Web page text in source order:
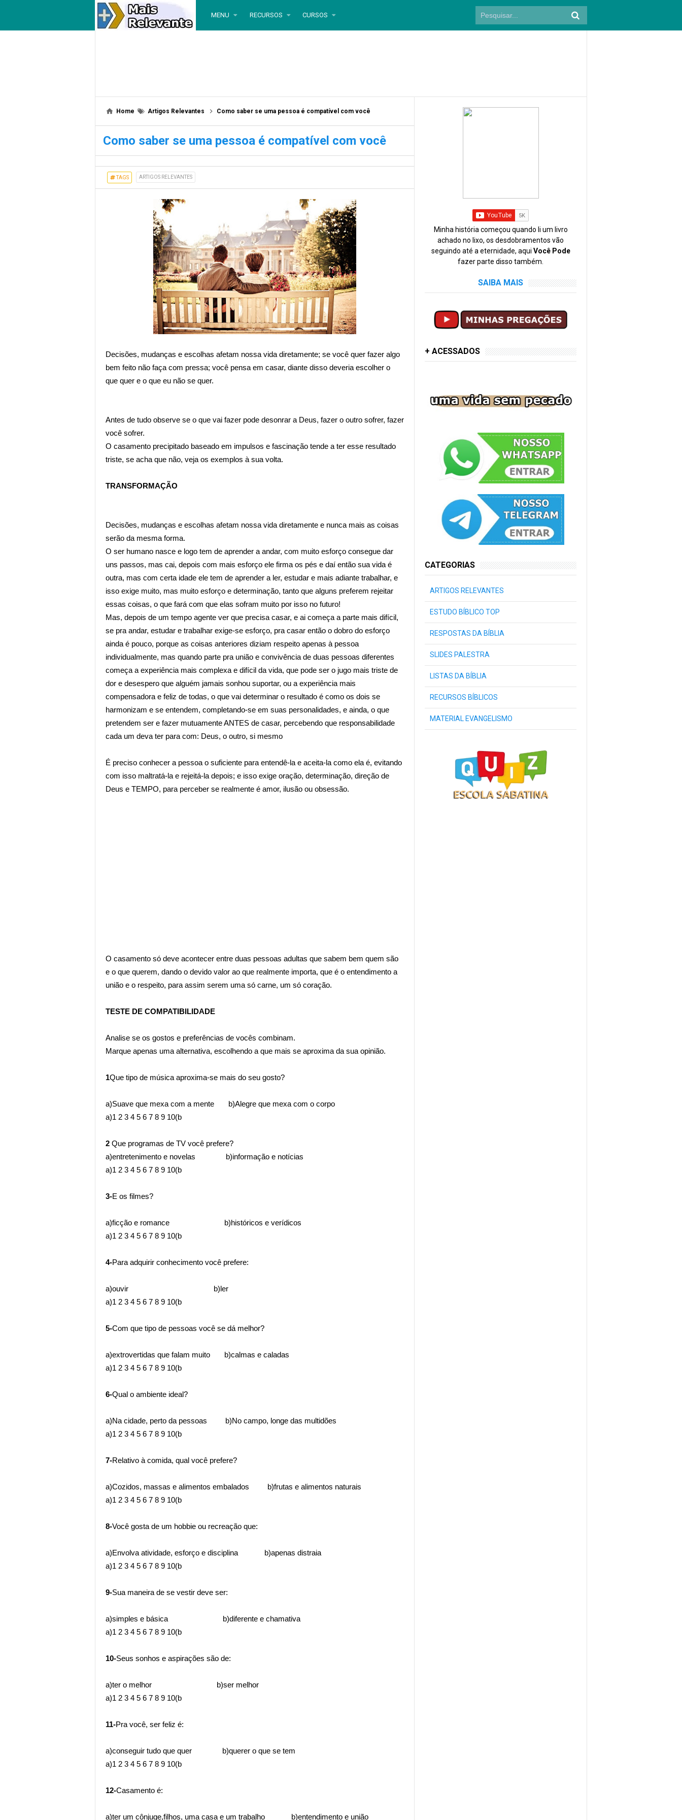
MENU RECURSOS CURSOS
Home Artigos Relevantes Como saber se uma pessoa é compatível com você
Como saber se uma pessoa é compatível com você
TAGS ARTIGOS RELEVANTES
Decisões, mudanças e escolhas afetam nossa vida diretamente; se você quer fazer algo
bem feito não faça com pressa; você pensa em casar, diante disso deveria escolher o
que quer e o que eu não se quer.
Antes de tudo observe se o que vai fazer pode desonrar a Deus, fazer o outro sofrer, fazer
você sofrer.
O casamento precipitado baseado em impulsos e fascinação tende a ter esse resultado
triste, se acha que não, veja os exemplos à sua volta.
TRANSFORMAÇÃO
Decisões, mudanças e escolhas afetam nossa vida diretamente e nunca mais as coisas
serão da mesma forma.
O ser humano nasce e logo tem de aprender a andar, com muito esforço consegue dar
uns passos, mas cai, depois com mais esforço ele firma os pés e daí então sua vida é
outra, mas com certa idade ele tem de aprender a ler, estudar e mais adiante trabalhar, e
isso exige muito, mas muito esforço e determinação, tanto que alguns preferem rejeitar
essas coisas, o que fará com que elas sofram muito por isso no futuro!
Mas, depois de um tempo agente ver que precisa casar, e ai começa a parte mais difícil,
se pra andar, estudar e trabalhar exige-se esforço, pra casar então o dobro do esforço
ainda é pouco, porque as coisas anteriores diziam respeito apenas à pessoa
individualmente, mas quando parte pra união e convivência de duas pessoas diferentes
começa a experiência mais complexa e difícil da vida, que pode ser o jugo mais triste de
dor e desespero que alguém jamais sonhou suportar, ou a experiência mais
compensadora e feliz de todas, o que vai determinar o resultado é como os dois se
harmonizam e se entendem, completando-se em suas personalidades, e ainda, o que
pretendem ser e fazer mutuamente ANTES de casar, percebendo que responsabilidade
cada um deva ter para com: Deus, o outro, si mesmo
É preciso conhecer a pessoa o suficiente para entendê-la e aceita-la como ela é, evitando
com isso maltratá-la e rejeitá-la depois; e isso exige oração, determinação, direção de
Deus e TEMPO, para perceber se realmente é amor, ilusão ou obsessão.
O casamento só deve acontecer entre duas pessoas adultas que sabem bem quem são
e o que querem, dando o devido valor ao que realmente importa, que é o entendimento a
união e o respeito, para assim serem uma só carne, um só coração.
TESTE DE COMPATIBILIDADE
Analise se os gostos e preferências de vocês combinam.
Marque apenas uma alternativa, escolhendo a que mais se aproxima da sua opinião.
1Que tipo de música aproxima-se mais do seu gosto?
a)Suave que mexa com a mente b)Alegre que mexa com o corpo
a)1 2 3 4 5 6 7 8 9 10(b
2 Que programas de TV você prefere?
a)entretenimento e novelas b)informação e notícias
a)1 2 3 4 5 6 7 8 9 10(b
3-E os filmes?
a)ficção e romance b)históricos e verídicos
a)1 2 3 4 5 6 7 8 9 10(b
4-Para adquirir conhecimento você prefere:
a)ouvir b)ler
a)1 2 3 4 5 6 7 8 9 10(b
5-Com que tipo de pessoas você se dá melhor?
a)extrovertidas que falam muito b)calmas e caladas
a)1 2 3 4 5 6 7 8 9 10(b
6-Qual o ambiente ideal?
a)Na cidade, perto da pessoas b)No campo, longe das multidões
a)1 2 3 4 5 6 7 8 9 10(b
7-Relativo à comida, qual você prefere?
a)Cozidos, massas e alimentos embalados b)frutas e alimentos naturais
a)1 2 3 4 5 6 7 8 9 10(b
8-Você gosta de um hobbie ou recreação que:
a)Envolva atividade, esforço e disciplina b)apenas distraia
a)1 2 3 4 5 6 7 8 9 10(b
9-Sua maneira de se vestir deve ser:
a)simples e básica b)diferente e chamativa
a)1 2 3 4 5 6 7 8 9 10(b
10-Seus sonhos e aspirações são de:
a)ter o melhor b)ser melhor
a)1 2 3 4 5 6 7 8 9 10(b
11-Pra você, ser feliz é:
a)conseguir tudo que quer b)querer o que se tem
a)1 2 3 4 5 6 7 8 9 10(b
12-Casamento é:
a)ter um cônjuge,filhos, uma casa e um trabalho b)entendimento e união
Minha história começou quando li um livro
achado no lixo, os desdobramentos vão
seguindo até a eternidade, aqui Você Pode
fazer parte disso também.
SAIBA MAIS
+ ACESSADOS
CATEGORIAS
ARTIGOS RELEVANTES
ESTUDO BÍBLICO TOP
RESPOSTAS DA BÍBLIA
SLIDES PALESTRA
LISTAS DA BÍBLIA
RECURSOS BÍBLICOS
MATERIAL EVANGELISMO